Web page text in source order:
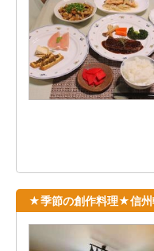
★季節の創作料理★信